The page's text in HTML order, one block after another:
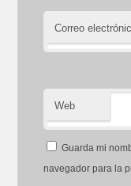
Correo
Web
Guarda mi
navegador para la